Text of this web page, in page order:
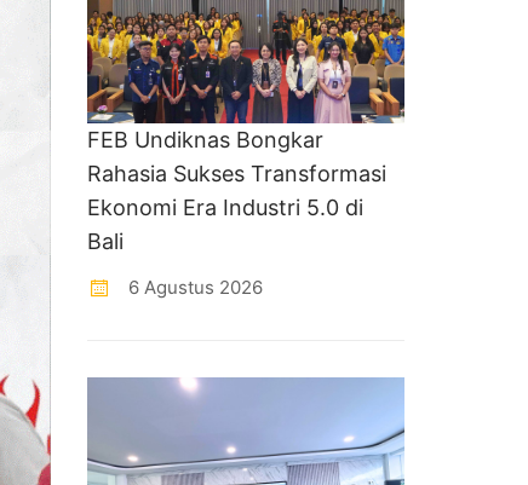
FEB Undiknas Bongkar
Rahasia Sukses Transformasi
Ekonomi Era Industri 5.0 di
Bali
6 Agustus 2026